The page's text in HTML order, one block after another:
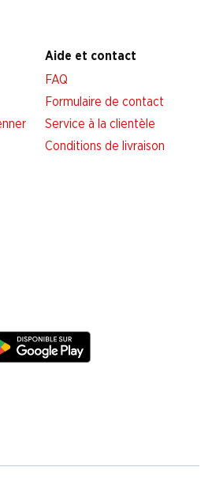
Aide et contact
FAQ
Formulaire de contact
Service à la clientèle
Conditions de livraison